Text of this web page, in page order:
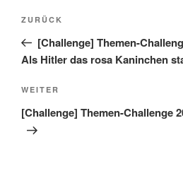
Beitragsnavigation
Vorheriger
Beitrag
ZURÜCK
[Challenge] Themen-
Als Hitler das rosa Kaninchen
Nächster
Beitrag
WEITER
[Challenge] Themen-Challenge